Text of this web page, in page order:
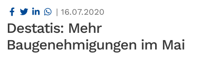
|16.07.2020
Destatis: Mehr
Baugenehmigungen im Mai